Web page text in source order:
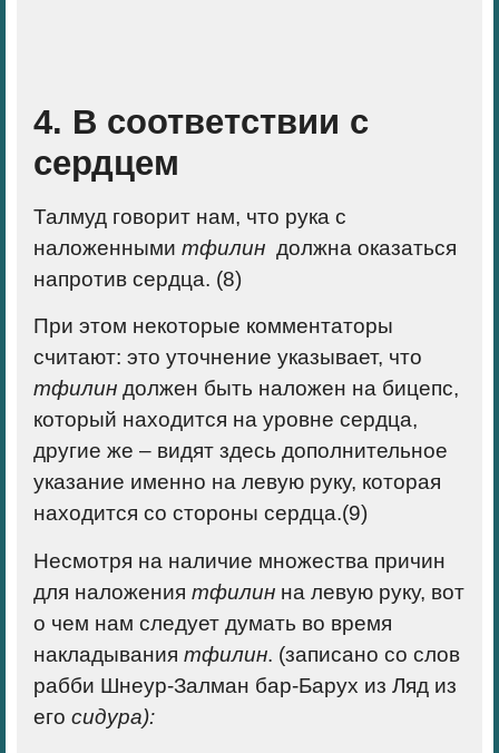
4. В соответствии с
сердцем
Талмуд говорит нам, что рука с
наложенными тфилин должна оказаться
напротив сердца. (8)
При этом некоторые комментаторы
считают: это уточнение указывает, что
тфилин должен быть наложен на бицепс,
который находится на уровне сердца,
другие же – видят здесь дополнительное
указание именно на левую руку, которая
находится со стороны сердца.(9)
Несмотря на наличие множества причин
для наложения тфилин на левую руку, вот
о чем нам следует думать во время
накладывания тфилин. (записано со слов
рабби Шнеур-Залман бар-Барух из Ляд из
его сидура):